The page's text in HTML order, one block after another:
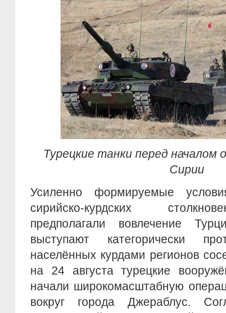
Турецкие танки перед началом
Сирии
Усиленно формируемые
сирийско-курдских
предполагали вовлечение
выступают категорически
населённых курдами регионов
на 24 августа турецкие
начали широкомасштабную
вокруг города Джераблус.